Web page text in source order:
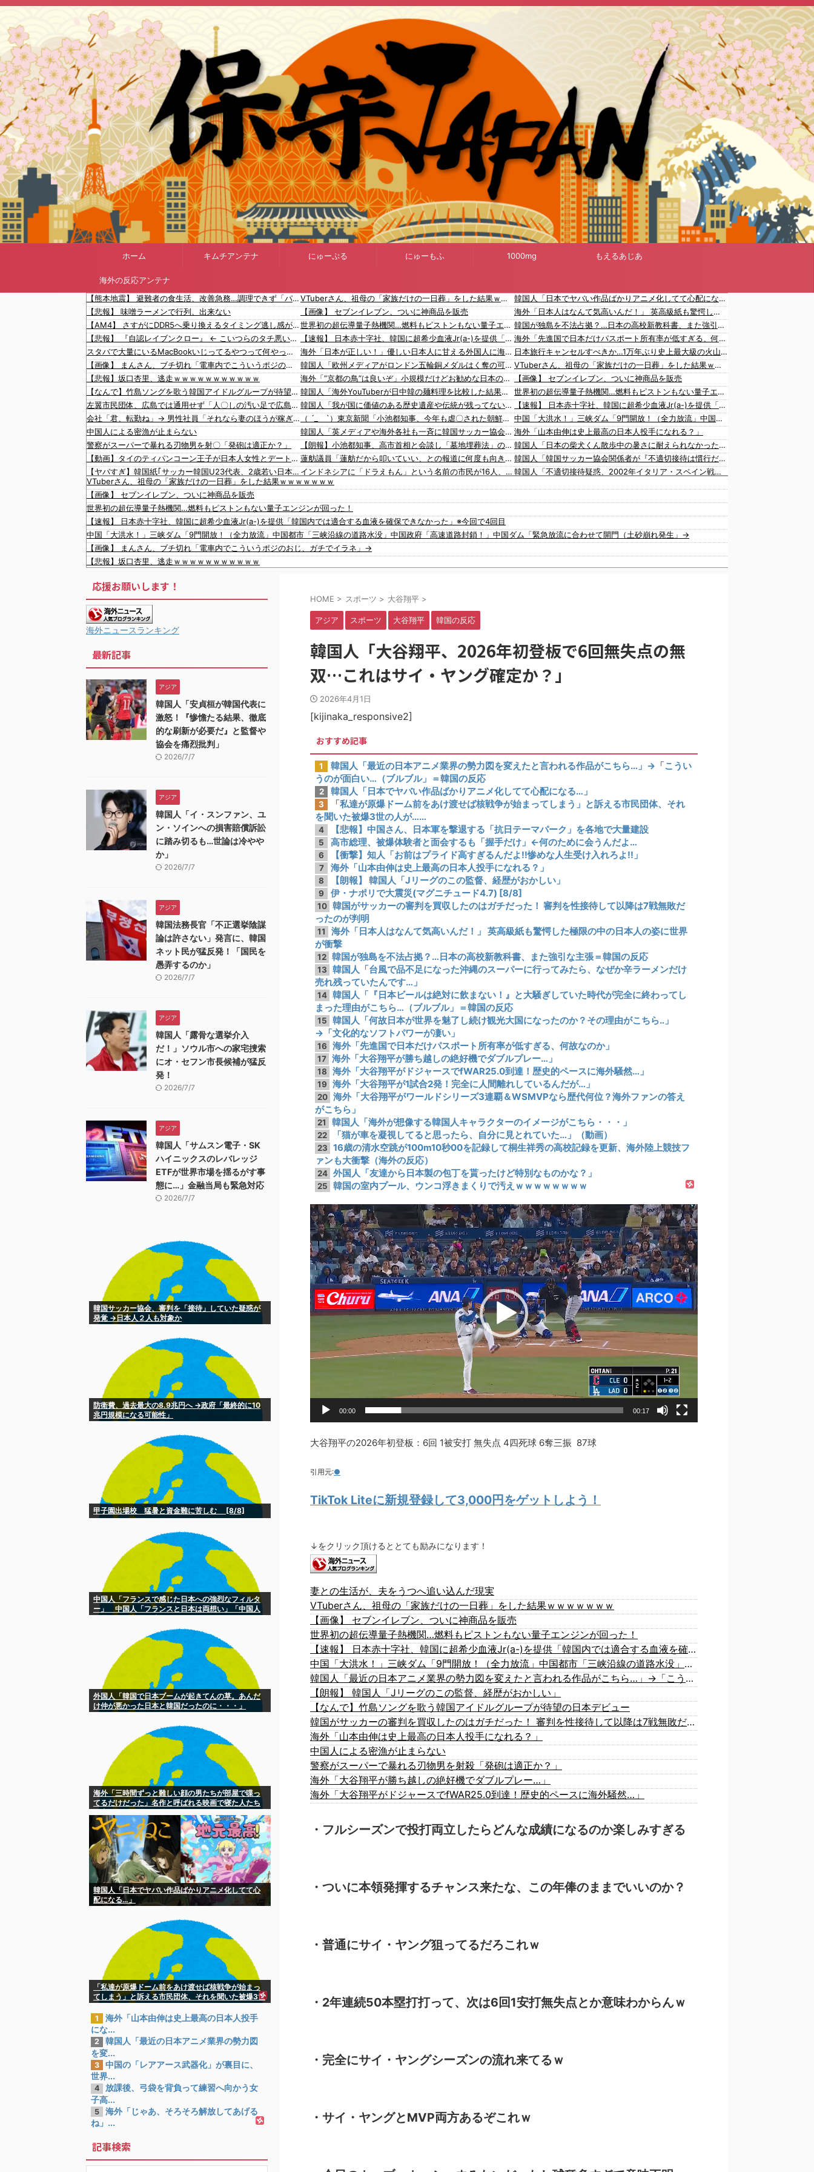
ホーム キムチアンテナ にゅーぷる にゅーもふ 1000mg もえるあじあ
海外の反応アンテナ
【熊本地震】 避難者の食生活、改善急務…調理できず「パン飽き飽き」断水なお３万戸超
【悲報】 味噌ラーメンで行列、出来ない
【AM4】 さすがにDDR5へ乗り換えるタイミング逃し感が半端ない
【悲報】 『自認レイブンクロー』 ← こいつらのタチ悪い率は異常
スタバで大量にいるMacBookいじってるやつって何やってんの？
【画像】 まんさん、ブチ切れ「電車内でこういうポジのおじ、ガチでイラネ」→
【悲報】坂口杏里、逃走ｗｗｗｗｗｗｗｗｗｗｗ
【なんで】竹島ソングを歌う韓国アイドルグループが待望の日本デビュー
左翼市民団体、広島では通用せず「人〇しの汚い足で広島の土を踏むな！」→広島県民「お前らの方が汚いんじゃ！」「ワシらが広島県民じゃ」
会社「君、転勤ね」→ 男性社員「それなら妻のほうが稼ぎいいんで辞めます」⇒ 結果・・・
中国人による密漁が止まらない
警察がスーパーで暴れる刃物男を射〇「発砲は適正か？」
【動画】タイのティパンコーン王子が日本人女性とデートか？
【ヤバすぎ】韓国紙｢サッカー韓国U23代表、2歳若い日本に負けると歴史的屈辱｣
【生活保護】永住外国人が日本人平均超え...
文在寅、航空未経験の娘婿を重役にして収賄で起訴された
【韓国サッカー協会】外国人審判約10人に性的接待か 計1496回、約2億ウォン（約2200万円）
韓国のサッカー協会、W杯予選等を裁くために訪韓した外国人審判を「性接待」していた……大して強くもないチームが潤沢な予算を持ってりゃそうなるわな
韓国政府「3年前に石炭火発のアンモニア混焼で協力するっていったけどあれ取りやめな。政権変わったし」……韓国とまともな協力ができない理由、これなんですよね
VTuberさん、祖母の「家族だけの一日葬」をした結果ｗｗｗｗｗｗｗ
【画像】 セブンイレブン、ついに神商品を販売
世界初の超伝導量子熱機関…燃料もピストンもない量子エンジンが回った！
【速報】 日本赤十字社、韓国に超希少血液Jr(a-)を提供「韓国内では適合する血液を確保できなかった」※今回で4回目
海外「日本が正しい！」優しい日本人に甘える外国人に海外が大騒ぎ
韓国人「欧州メディアがロンドン五輪銅メダルはく奪の可能性を報道！韓国が外国人審判団に不適切接待をした疑い」
海外「”京都の鳥”は良いぞ」小規模だけどお勧めな日本の観光名所／お店に対する海外の反応
韓国人「海外YouTuberが日中韓の麺料理を比較した結果がこちら・・・」
韓国人「我が国に価値のある歴史遺産や伝統が残ってない本当の理由がこちら・・・」
（ ´_ゝ`）東京新聞「小池都知事、今年も虐〇された朝鮮人犠牲者らを追悼文を送付しない意向。10年連続」
韓国人「英メディアや海外各社も一斉に韓国サッカー協会を巡る過去の不祥事を報道！」→「国際的な信用失墜の危機‥」
【朗報】小池都知事、高市首相と会談し「墓地埋葬法」の改正を要請 国と都が連携し民間への指導強化を進める方向で一致
蓮舫議員「蓮舫だから叩いていい、との報道に何度も向き合ってきました。悔しくても」
インドネシアに「ドラえもん」という名前の市民が16人、「のび太」は181人
16歳の清水空跳が100m10秒00を記録して桐生祥秀の高校記録を更新、海外陸上競技ファンも大衝撃（海外の反応）
韓国人「日本でヤバい作品ばかりアニメ化してて心配になる…」
海外「日本人はなんて気高いんだ！」 英高級紙も驚愕した極限の中の日本人の姿に世界が衝撃
韓国が独島を不法占拠？…日本の高校新教科書、また強引な主張＝韓国の反応
海外「先進国で日本だけパスポート所有率が低すぎる、何故なのか」
日本旅行キャンセルすべきか…1万年ぶり史上最大級の火山の兆し＝韓国の反応
VTuberさん、祖母の「家族だけの一日葬」をした結果ｗｗｗｗｗｗｗ
【画像】 セブンイレブン、ついに神商品を販売
世界初の超伝導量子熱機関…燃料もピストンもない量子エンジンが回った！
【速報】 日本赤十字社、韓国に超希少血液Jr(a-)を提供「韓国内では適合する血液を確保できなかった」※今回で4回目
中国「大洪水！」三峡ダム「9門開放！（全力放流」中国都市「三峡沿線の道路水没」中国政府「高速道路封鎖！」中国ダム「緊急放流に合わせて開門（土砂崩れ発生」→
海外「山本由伸は史上最高の日本人投手になれる？」
韓国人「日本の柴犬くん散歩中の暑さに耐えられなかった結果」
韓国人「韓国サッカー協会関係者が『不適切接待は慣行だった』と衝撃発言！日韓ワールドカップ4強にも疑いの視線が向けられる」
韓国人「不適切接待疑惑、2002年イタリア・スペイン戦で『韓国に奪われた』と欧州の大手メディアが一斉に報道！」
VTuberさん、祖母の「家族だけの一日葬」をした結果ｗｗｗｗｗｗｗ
【画像】 セブンイレブン、ついに神商品を販売
世界初の超伝導量子熱機関…燃料もピストンもない量子エンジンが回った！
【速報】 日本赤十字社、韓国に超希少血液Jr(a-)を提供「韓国内では適合する血液を確保できなかった」※今回で4回目
中国「大洪水！」三峡ダム「9門開放！（全力放流」中国都市「三峡沿線の道路水没」中国政府「高速道路封鎖！」中国ダム「緊急放流に合わせて開門（土砂崩れ発生」→
【画像】 まんさん、ブチ切れ「電車内でこういうポジのおじ、ガチでイラネ」→
【悲報】坂口杏里、逃走ｗｗｗｗｗｗｗｗｗｗｗ
会社「君、転勤ね」→ 男性社員「それなら妻のほうが稼ぎいいんで辞めます」⇒ 結果・・・
【ネット騒然】 元ジャンポケ斉藤の妻、夫の求刑7年翌日にインスタ更新！その内容がガチでヤバすぎる…
韓国人「日本の柴犬くん散歩中の暑さに耐えられなかった結果」
韓国人「韓国サッカー協会関係者が『不適切接待は慣行だった』と衝撃発言！日韓ワールドカップ4強にも疑いの視線が向けられる」
韓国人「現在、日本でとんでもない進化を遂げている韓国料理がこちら…」→「これは旨いのでは…？（ﾌﾞﾙﾌﾞﾙ」＝韓国の反応
お前らがメイドイン韓国で認めてるもの 「キムチ」あと3つは？
韓国がサッカーの審判を買収したのはガチだった！ 審判を性接待して以降は7戦無敗だったのが判明
韓国人「不適切接待疑惑、2002年イタリア・スペイン戦で『韓国に奪われた』と欧州の大手メディアが一斉に報道！」
韓国人「フランスの有力紙も大韓サッカー協会前代未聞の不祥事を詳細に報道！」→「国際的スキャンダルに発展してしまう‥」
韓国人「我が国がクウェート戦で行った審判買収が本当に深刻である理由がこちら…」→「これはダメなやつ…（ﾌﾞﾙﾌﾞﾙ」＝韓国の反応
HOME > スポーツ > 大谷翔平 >
アジア スポーツ 大谷翔平 韓国の反応
韓国人「大谷翔平、2026年初登板で6回無失点の無
双…これはサイ・ヤング確定か？」
2026年4月1日
[kijinaka_responsive2]
おすすめ記事
1
韓国人「最近の日本アニメ業界の勢力図を変えたと言われる作品がこちら…」→「こうい
うのが面白い…（ブルブル」＝韓国の反応
2 韓国人「日本でヤバい作品ばかりアニメ化してて心配になる…」
3
「私達が原爆ドーム前をあけ渡せば核戦争が始まってしまう」と訴える市民団体、それ
を聞いた被爆3世の人が……
4 【悲報】中国さん、日本軍を撃退する「抗日テーマパーク」を各地で大量建設
5 高市総理、被爆体験者と面会するも「握手だけ」←何のために会うんだよ…
6 【衝撃】知人「お前はプライド高すぎるんだよ!!惨めな人生受け入れろよ!!」
7 海外「山本由伸は史上最高の日本人投手になれる？」
8 【朗報】 韓国人「Jリーグのこの監督、経歴がおかしい」
9 伊・ナポリで大震災(マグニチュード4.7) [8/8]
10 韓国がサッカーの審判を買収したのはガチだった！ 審判を性接待して以降は7戦無敗だ
ったのが判明
11
海外「日本人はなんて気高いんだ！」 英高級紙も驚愕した極限の中の日本人の姿に世界
が衝撃
12 韓国が独島を不法占拠？…日本の高校新教科書、また強引な主張＝韓国の反応
13
韓国人「台風で品不足になった沖縄のスーパーに行ってみたら、なぜか辛ラーメンだけ
売れ残っていたんです…」
14 韓国人「『日本ビールは絶対に飲まない！』と大騒ぎしていた時代が完全に終わってし
まった理由がこちら…（ブルブル」＝韓国の反応
15
韓国人「何故日本が世界を魅了し続け観光大国になったのか？その理由がこちら‥」
→「文化的なソフトパワーが凄い」
16 海外「先進国で日本だけパスポート所有率が低すぎる、何故なのか」
17 海外「大谷翔平が勝ち越しの絶好機でダブルプレー…」
18 海外「大谷翔平がドジャースでfWAR25.0到達！歴史的ペースに海外騒然…」
19 海外「大谷翔平が1試合2発！完全に人間離れしているんだが…」
20 海外「大谷翔平がワールドシリーズ3連覇＆WSMVPなら歴代何位？海外ファンの答え
がこちら」
21 韓国人「海外が想像する韓国人キャラクターのイメージがこちら・・・」
22 「猫が車を凝視してると思ったら、自分に見とれていた…」（動画）
23
16歳の清水空跳が100m10秒00を記録して桐生祥秀の高校記録を更新、海外陸上競技フ
ァンも大衝撃（海外の反応）
24 外国人「友達から日本製の包丁を貰ったけど特別なものかな？」
25 韓国の室内プール、ウンコ浮きまくりで汚えｗｗｗｗｗｗｗｗ
動
画
プ
レ
ー
ヤ
ー
00:00 00:17
大谷翔平の2026年初登板：6回 1被安打 無失点 4四死球 6奪三振 87球
引用元:●
TikTok Liteに新規登録して3,000円をゲットしよう！
↓をクリック頂けるととても励みになります！
妻との生活が、夫をうつへ追い込んだ現実
VTuberさん、祖母の「家族だけの一日葬」をした結果ｗｗｗｗｗｗｗ
【画像】 セブンイレブン、ついに神商品を販売
世界初の超伝導量子熱機関…燃料もピストンもない量子エンジンが回った！
【速報】 日本赤十字社、韓国に超希少血液Jr(a-)を提供「韓国内では適合する血液を確保できなかった」※今回で4回目
中国「大洪水！」三峡ダム「9門開放！（全力放流」中国都市「三峡沿線の道路水没」中国政府「高速道路封鎖！」中国ダム「緊急放流に合わせて開門（土砂崩れ発生」→
韓国人「最近の日本アニメ業界の勢力図を変えたと言われる作品がこちら…」→「こういうのが面白い…（ブルブル」＝韓国の反応
【朗報】 韓国人「Jリーグのこの監督、経歴がおかしい」
【なんで】竹島ソングを歌う韓国アイドルグループが待望の日本デビュー
韓国がサッカーの審判を買収したのはガチだった！ 審判を性接待して以降は7戦無敗だったのが判明
海外「山本由伸は史上最高の日本人投手になれる？」
中国人による密漁が止まらない
警察がスーパーで暴れる刃物男を射殺「発砲は適正か？」
海外「大谷翔平が勝ち越しの絶好機でダブルプレー…」
海外「大谷翔平がドジャースでfWAR25.0到達！歴史的ペースに海外騒然…」
・フルシーズンで投打両立したらどんな成績になるのか楽しみすぎる
・ついに本領発揮するチャンス来たな、この年俸のままでいいのか？
・普通にサイ・ヤング狙ってるだろこれｗ
・2年連続50本塁打打って、次は6回1安打無失点とか意味わからんｗ
・完全にサイ・ヤングシーズンの流れ来てるｗ
・サイ・ヤングとMVP両方あるぞこれｗ
応援お願いします！
海外ニュースランキング
最新記事
アジア
韓国人「安貞桓が韓国代表に
激怒！『惨憺たる結果、徹底
的な刷新が必要だ』と監督や
協会を痛烈批判」
2026/7/7
アジア
韓国人「イ・スンファン、ユ
ン・ソインへの損害賠償訴訟
に踏み切るも…世論は冷やや
か」
2026/7/7
アジア
韓国法務長官「不正選挙陰謀
論は許さない」発言に、韓国
ネット民が猛反発！「国民を
愚弄するのか」
2026/7/7
アジア
韓国人「露骨な選挙介入
だ！」ソウル市への家宅捜索
にオ・セフン市長候補が猛反
発！
2026/7/7
アジア
韓国人「サムスン電子・SK
ハイニックスのレバレッジ
ETFが世界市場を揺るがす事
態に…」金融当局も緊急対応
2026/7/7
韓国サッカー協会、審判を「接待」していた疑惑が
発覚 →日本人２人も対象か
防衛費、過去最大の8.9兆円へ →政府「最終的に10
兆円規模になる可能性」
甲子園出場校 猛暑と資金難に苦しむ [8/8]
中国人「フランスで感じた日本への強烈なフィルタ
ー」 中国人「フランスと日本は両想い」「中国人
外国人「韓国で日本ブームが起きてんの草。あんだ
け仲が悪かった日本と韓国だったのに・・・」
海外「三時間ずっと難しい顔の男たちが部屋で喋っ
てるだけだった」名作と呼ばれる映画で寝た人たち
韓国人「日本でヤバい作品ばかりアニメ化してて心
配になる…」
「私達が原爆ドーム前をあけ渡せば核戦争が始まっ
てしまう」と訴える市民団体、それを聞いた被爆3世
1
海外「山本由伸は史上最高の日本人投手
にな...
2
韓国人「最近の日本アニメ業界の勢力図
を変...
3
中国の「レアアース武器化」が裏目に、
世界...
4
放課後、弓袋を背負って練習へ向かう女
子高...
5
海外「じゃあ、そろそろ解放してあげる
ね」...
記事検索